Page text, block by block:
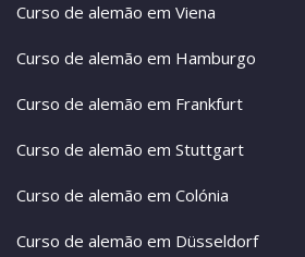
Curso de alemão em Viena
Curso de alemão em Hamburgo
Curso de alemão em Frankfurt
Curso de alemão em Stuttgart
Curso de alemão em Colónia
Curso de alemão em Düsseldorf